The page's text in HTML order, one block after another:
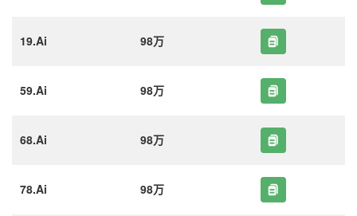
19.Ai 98万
59.Ai 98万
68.Ai 98万
78.Ai 98万